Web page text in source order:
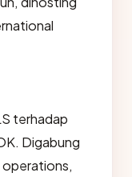
terhadap
Digabung
operations,